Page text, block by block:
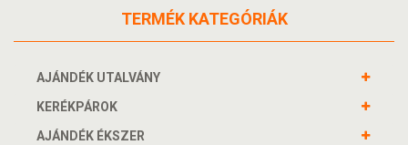
TERMÉK KATEGÓRIÁK
AJÁNDÉK UTALVÁNY
KERÉKPÁROK
AJÁNDÉK ÉKSZER